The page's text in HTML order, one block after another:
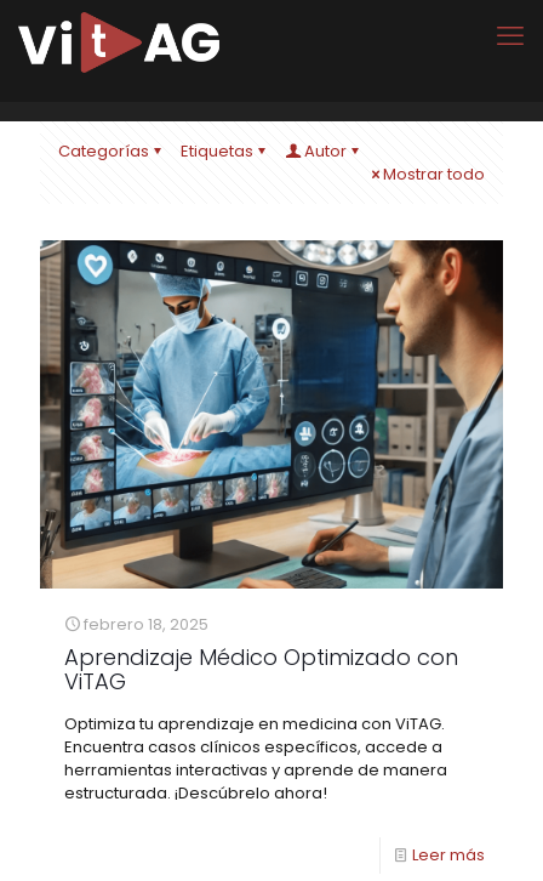
Categorías Etiquetas
Autor
Mostrar todo
febrero 18, 2025
Aprendizaje Médico Optimizado con
ViTAG
Optimiza tu aprendizaje en medicina con ViTAG.
Encuentra casos clínicos específicos, accede a
herramientas interactivas y aprende de manera
estructurada. ¡Descúbrelo ahora!
Leer más